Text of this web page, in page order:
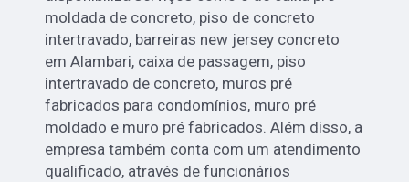
moldada de concreto, piso de concreto
intertravado, barreiras new jersey concreto
em Alambari, caixa de passagem, piso
intertravado de concreto, muros pré
fabricados para condomínios, muro pré
moldado e muro pré fabricados. Além disso, a
empresa também conta com um atendimento
qualificado, através de funcionários